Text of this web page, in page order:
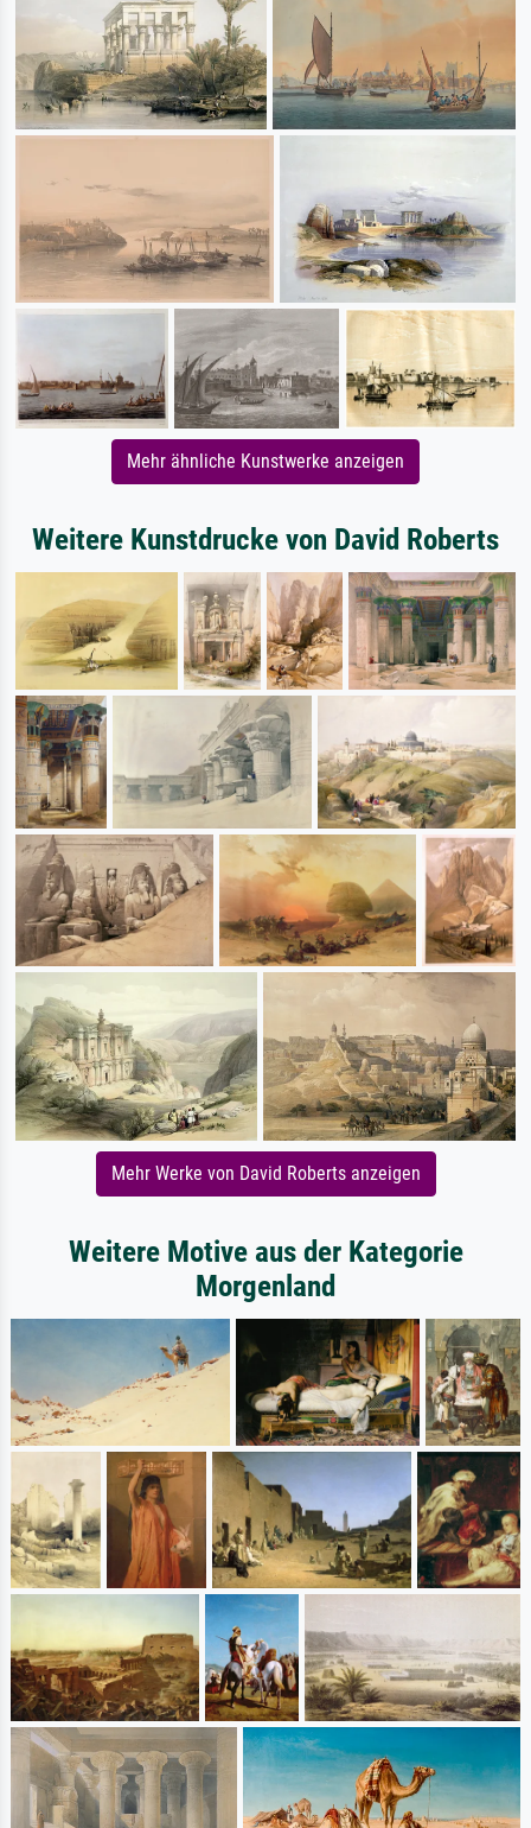
Mehr ähnliche Kunstwerke anzeigen
Weitere Kunstdrucke von David Roberts
Mehr Werke von David Roberts anzeigen
Weitere Motive aus der Kategorie
Morgenland